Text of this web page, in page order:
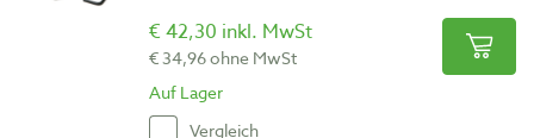
€ 42,30 inkl. MwSt
€ 34,96 ohne MwSt
Auf Lager
Vergleich